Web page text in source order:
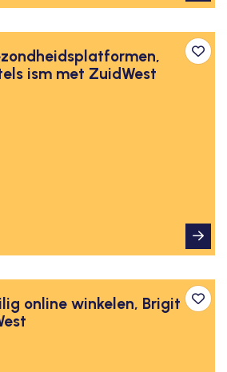
ism met ZuidWest
online winkelen, Brigit